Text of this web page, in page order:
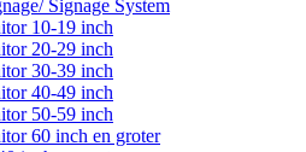
Signage System
10-19 inch
20-29 inch
30-39 inch
40-49 inch
50-59 inch
60 inch en groter